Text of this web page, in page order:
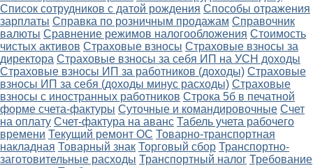
Список сотрудников с датой рождения Способы отражения
зарплаты Справка по розничным продажам Справочник
валюты Сравнение режимов налогообложения Стоимость
чистых активов Страховые взносы Страховые взносы за
директора Страховые взносы за себя ИП на УСН доходы
Страховые взносы ИП за работников (доходы) Страховые
взносы ИП за себя (доходы минус расходы) Страховые
взносы с иностранных работников Строка 5б в печатной
форме счета-фактуры Суточные и командировочные Счет
на оплату Счет-фактура на аванс Табель учета рабочего
времени Текущий ремонт ОС Товарно-транспортная
накладная Товарный знак Торговый сбор Транспортно-
заготовительные расходы Транспортный налог Требование